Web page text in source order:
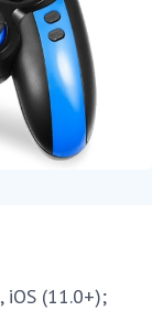
iOS (11.0+);